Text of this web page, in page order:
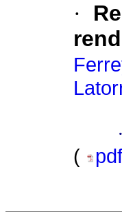
·
·
(